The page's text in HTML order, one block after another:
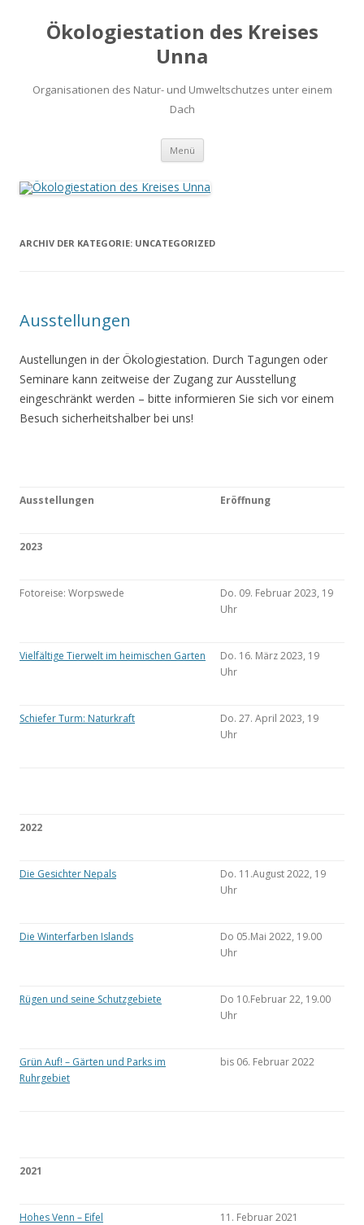
Ökologiestation des Kreises
Unna
Organisationen des Natur- und Umweltschutzes unter einem
Dach
Menü Zum
springen
ARCHIV DER KATEGORIE: UNCATEGORIZED
Ausstellungen
Austellungen in der Ökologiestation. Durch Tagungen oder
Seminare kann zeitweise der Zugang zur Ausstellung
eingeschränkt werden – bitte informieren Sie sich vor einem
Besuch sicherheitshalber bei uns!
Ausstellungen Eröffnung
2023
Fotoreise: Worpswede
Do. 09. Februar 2023, 19
Uhr
Vielfältige Tierwelt im heimischen Garten
Do. 16. März 2023, 19
Uhr
Schiefer Turm: Naturkraft
Do. 27. April 2023, 19
Uhr
2022
Die Gesichter Nepals
Do. 11.August 2022, 19
Uhr
Die Winterfarben Islands
Do 05.Mai 2022, 19.00
Uhr
Rügen und seine Schutzgebiete
Do 10.Februar 22, 19.00
Uhr
Grün Auf! – Gärten und Parks im
Ruhrgebiet
bis 06. Februar 2022
2021
Hohes Venn – Eifel 11. Februar 2021